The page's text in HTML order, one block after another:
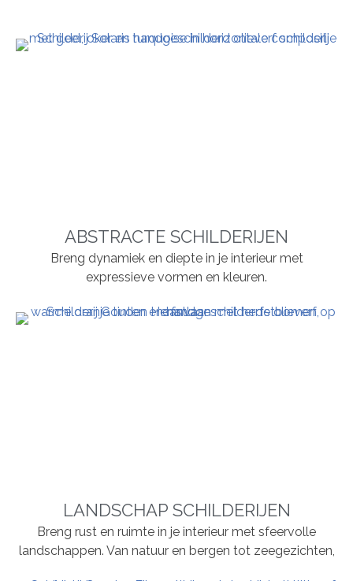
ABSTRACTE SCHILDERIJEN
Breng dynamiek en diepte in je interieur met
expressieve vormen en kleuren.
LANDSCHAP SCHILDERIJEN
Breng rust en ruimte in je interieur met sfeervolle
landschappen. Van natuur en bergen tot zeegezichten,